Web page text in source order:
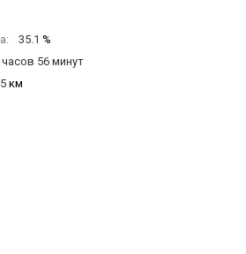
35.1 %
56 минут
км